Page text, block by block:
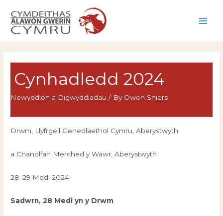
content
Cynhadledd 2024
Newyddion a Digwyddiadau / By Owen Shiers
Drwm, Llyfrgell Genedlaethol Cymru, Aberystwyth
a Chanolfan Merched y Wawr, Aberystwyth
28–29 Medi 2024
Sadwrn, 28 Medi yn y Drwm